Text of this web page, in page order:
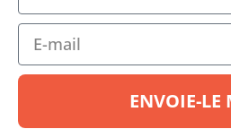
Laisser un
Votre adresse e-mail ne sera pas
obligatoires sont indiqués avec*
ENVOIE-LE